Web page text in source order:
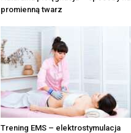
promienną twarz
Trening EMS – elektrostymulacja